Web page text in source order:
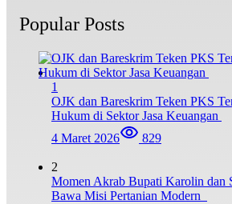
Popular Posts
1
OJK dan Bareskrim Teken PKS
Hukum di Sektor Jasa Keuangan
4 Maret 2026
829
2
Momen Akrab Bupati Karolin dan
Bawa Misi Pertanian Modern